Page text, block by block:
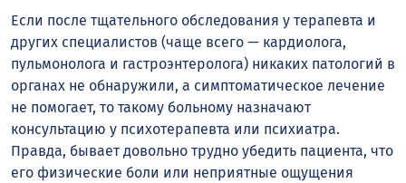
Если после тщательного обследования у терапевта и
других специалистов (чаще всего — кардиолога,
пульмонолога и гастроэнтеролога) никаких патологий в
органах не обнаружили, а симптоматическое лечение
не помогает, то такому больному назначают
консультацию у психотерапевта или психиатра.
Правда, бывает довольно трудно убедить пациента, что
его физические боли или неприятные ощущения